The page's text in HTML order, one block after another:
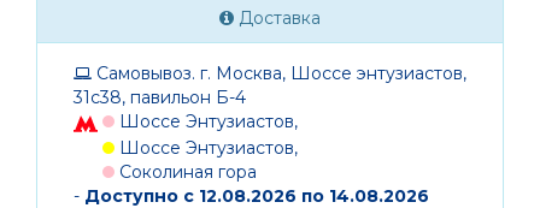
Доставка
Самовывоз. г. Москва, Шоссе энтузиастов,
31с38, павильон Б-4
Шоссе Энтузиастов,
Шоссе Энтузиастов,
Соколиная гора
- Доступно с 12.08.2026 по 14.08.2026